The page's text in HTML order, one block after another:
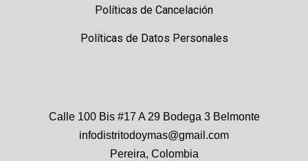
Políticas de Cancelación
Políticas de Datos Personales
Calle 100 Bis #17 A 29 Bodega 3 Belmonte
infodistritodoymas@gmail.com
Pereira, Colombia